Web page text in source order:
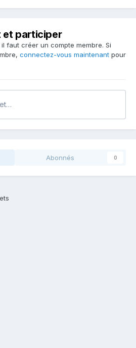
et participer
faut créer un compte membre. Si
connectez-vous maintenant pour
Abonnés 0